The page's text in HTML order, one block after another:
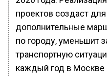
проектов создаст
дополнительные
по городу, уменьшит
транспортную
каждый год в Москве